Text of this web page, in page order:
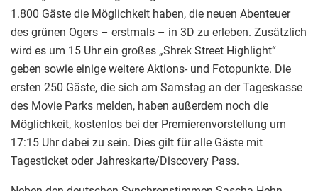
1.800 Gäste die Möglichkeit haben, die neuen Abenteuer
des grünen Ogers – erstmals – in 3D zu erleben. Zusätzlich
wird es um 15 Uhr ein großes „Shrek Street Highlight“
geben sowie einige weitere Aktions- und Fotopunkte. Die
ersten 250 Gäste, die sich am Samstag an der Tageskasse
des Movie Parks melden, haben außerdem noch die
Möglichkeit, kostenlos bei der Premierenvorstellung um
17:15 Uhr dabei zu sein. Dies gilt für alle Gäste mit
Tagesticket oder Jahreskarte/Discovery Pass.